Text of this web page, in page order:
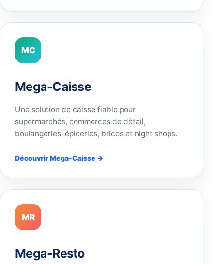
MC
Mega-Caisse
Une solution de caisse fiable pour
supermarchés, commerces de détail,
boulangeries, épiceries, bricos et night shops.
Découvrir Mega-Caisse →
MR
Mega-Resto